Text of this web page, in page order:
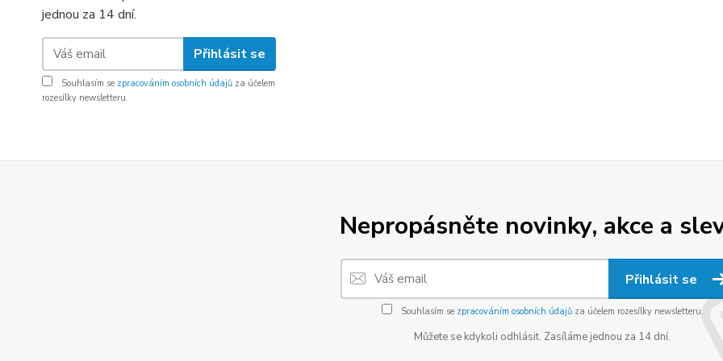
jednou za 14 dní.
Přihlásit se
Souhlasím se zpracováním osobních údajů za účelem
rozesílky newsletteru.
Nepropásněte novinky, akce a
Přihlásit se
Souhlasím se zpracováním osobních údajůza účelem rozesílky newsletteru.
Můžete se kdykoli odhlásit. Zasíláme jednou za 14 dní.